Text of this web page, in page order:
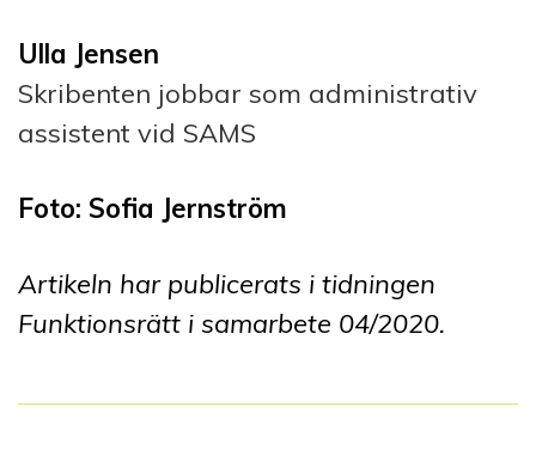
Ulla Jensen
Skribenten jobbar som administrativ
assistent vid SAMS
Foto: Sofia Jernström
Artikeln har publicerats i tidningen
Funktionsrätt i samarbete 04/2020.